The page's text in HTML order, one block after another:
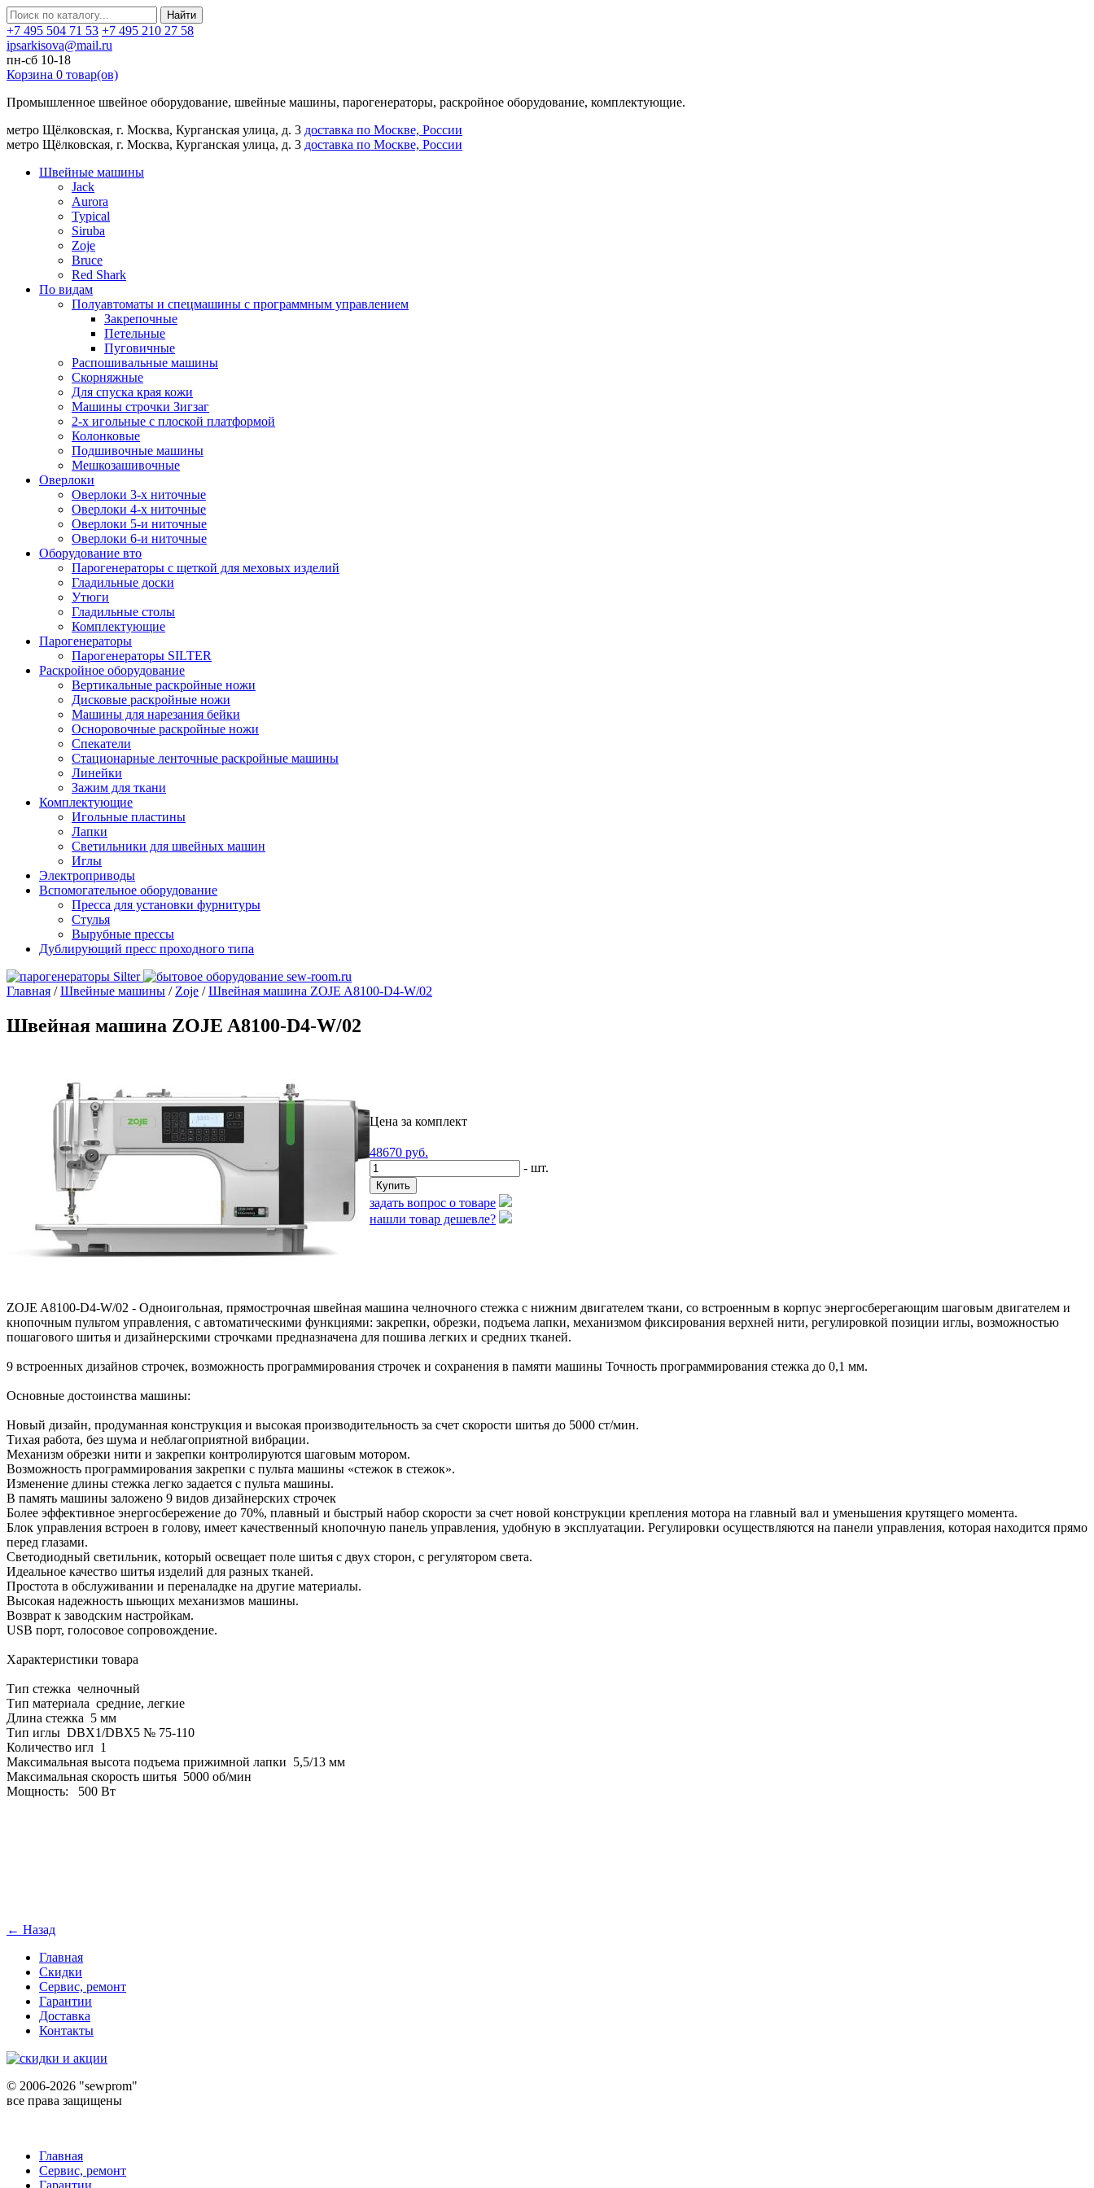
Найти
+7 495 504 71 53 +7 495 210 27 58
ipsarkisova@mail.ru
пн-сб 10-18
Корзина 0 товар(ов)
Промышленное швейное оборудование, швейные машины, парогенераторы, раскройное оборудование, комплектующие.
метро Щёлковская, г. Москва, Курганская улица, д. 3 доставка по Москве, России
метро Щёлковская, г. Москва, Курганская улица, д. 3 доставка по Москве, России
Швейные машины
Jack
Aurora
Typical
Siruba
Zoje
Bruce
Red Shark
По видам
Полуавтоматы и спецмашины с программным управлением
Закрепочные
Петельные
Пуговичные
Распошивальные машины
Скорняжные
Для спуска края кожи
Машины строчки Зигзаг
2-х игольные с плоской платформой
Колонковые
Подшивочные машины
Мешкозашивочные
Оверлоки
Оверлоки 3-х ниточные
Оверлоки 4-х ниточные
Оверлоки 5-и ниточные
Оверлоки 6-и ниточные
Оборудование вто
Парогенераторы с щеткой для меховых изделий
Гладильные доски
Утюги
Гладильные столы
Комплектующие
Парогенераторы
Парогенераторы SILTER
Раскройное оборудование
Вертикальные раскройные ножи
Дисковые раскройные ножи
Машины для нарезания бейки
Осноровочные раскройные ножи
Спекатели
Стационарные ленточные раскройные машины
Линейки
Зажим для ткани
Комплектующие
Игольные пластины
Лапки
Светильники для швейных машин
Иглы
Электроприводы
Вспомогательное оборудование
Пресса для установки фурнитуры
Стулья
Вырубные прессы
Дублирующий пресс проходного типа
Главная /Швейные машины / Zoje /Швейная машина ZOJE A8100-D4-W/02
Швейная машина ZOJE A8100-D4-W/02
Цена за комплект
48670 руб.
- шт.
задать вопрос о товаре
нашли товар дешевле?
ZOJE A8100-D4-W/02 - Одноигольная, прямострочная швейная машина челночного стежка с нижним двигателем ткани, со встроенным в корпус энергосберегающим шаговым двигателем и
кнопочным пультом управления, с автоматическими функциями: закрепки, обрезки, подъема лапки, механизмом фиксирования верхней нити, регулировкой позиции иглы, возможностью
пошагового шитья и дизайнерскими строчками предназначена для пошива легких и средних тканей.
9 встроенных дизайнов строчек, возможность программирования строчек и сохранения в памяти машины Точность программирования стежка до 0,1 мм.
Основные достоинства машины:
Новый дизайн, продуманная конструкция и высокая производительность за счет скорости шитья до 5000 ст/мин.
Тихая работа, без шума и неблагоприятной вибрации.
Механизм обрезки нити и закрепки контролируются шаговым мотором.
Возможность программирования закрепки с пульта машины «стежок в стежок».
Изменение длины стежка легко задается с пульта машины.
В память машины заложено 9 видов дизайнерских строчек
Более эффективное энергосбережение до 70%, плавный и быстрый набор скорости за счет новой конструкции крепления мотора на главный вал и уменьшения крутящего момента.
Блок управления встроен в голову, имеет качественный кнопочную панель управления, удобную в эксплуатации. Регулировки осуществляются на панели управления, которая находится прямо
перед глазами.
Светодиодный светильник, который освещает поле шитья с двух сторон, с регулятором света.
Идеальное качество шитья изделий для разных тканей.
Простота в обслуживании и переналадке на другие материалы.
Высокая надежность шьющих механизмов машины.
Возврат к заводским настройкам.
USB порт, голосовое сопровождение.
Характеристики товара
Тип стежка челночный
Тип материала средние, легкие
Длина стежка 5 мм
Тип иглы DBX1/DBX5 № 75-110
Количество игл 1
Максимальная высота подъема прижимной лапки 5,5/13 мм
Максимальная скорость шитья 5000 об/мин
Мощность: 500 Вт
← Назад
Главная
Скидки
Сервис, ремонт
Гарантии
Доставка
Контакты
© 2006-2026 "sewprom"
все права защищены
Главная
Сервис, ремонт
Гарантии